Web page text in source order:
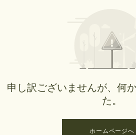
申し訳ございませんが、何
た。
ホームページへ